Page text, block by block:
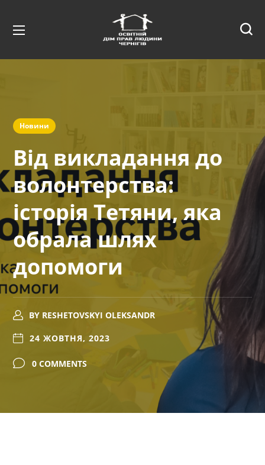
Новини
Від викладання до
волонтерства:
історія Тетяни, яка
обрала шлях
допомоги
BY RESHETOVSKYI OLEKSANDR
24 ЖОВТНЯ, 2023
0 COMMENTS